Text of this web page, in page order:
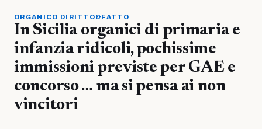
ORGANICO DIRITTO&FATTO
In Sicilia organici di primaria e
infanzia ridicoli, pochissime
immissioni previste per GAE e
concorso … ma si pensa ai non
vincitori